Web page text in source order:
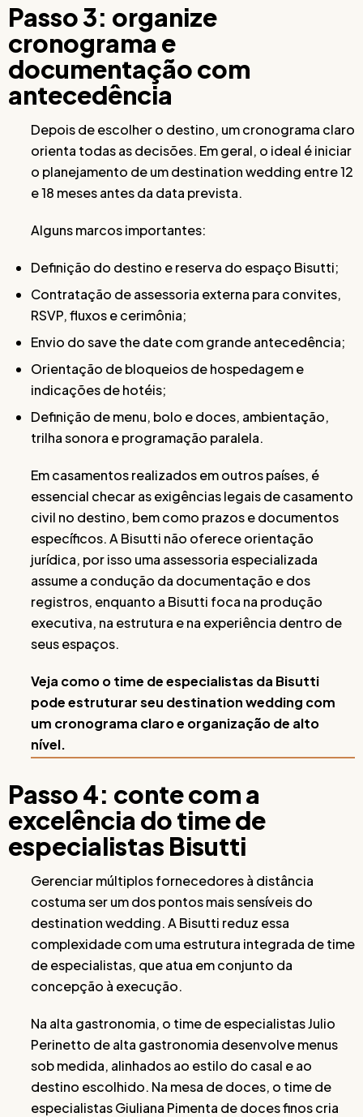
Passo 3: organize
cronograma e
documentação com
antecedência
Depois de escolher o destino, um cronograma claro
orienta todas as decisões. Em geral, o ideal é iniciar
o planejamento de um destination wedding entre 12
e 18 meses antes da data prevista.
Alguns marcos importantes:
Definição do destino e reserva do espaço Bisutti;
Contratação de assessoria externa para convites,
RSVP, fluxos e cerimônia;
Envio do save the date com grande antecedência;
Orientação de bloqueios de hospedagem e
indicações de hotéis;
Definição de menu, bolo e doces, ambientação,
trilha sonora e programação paralela.
Em casamentos realizados em outros países, é
essencial checar as exigências legais de casamento
civil no destino, bem como prazos e documentos
específicos. A Bisutti não oferece orientação
jurídica, por isso uma assessoria especializada
assume a condução da documentação e dos
registros, enquanto a Bisutti foca na produção
executiva, na estrutura e na experiência dentro de
seus espaços.
Veja como o time de especialistas da Bisutti
pode estruturar seu destination wedding com
um cronograma claro e organização de alto
nível.
Passo 4: conte com a
excelência do time de
especialistas Bisutti
Gerenciar múltiplos fornecedores à distância
costuma ser um dos pontos mais sensíveis do
destination wedding. A Bisutti reduz essa
complexidade com uma estrutura integrada de time
de especialistas, que atua em conjunto da
concepção à execução.
Na alta gastronomia, o time de especialistas Julio
Perinetto de alta gastronomia desenvolve menus
sob medida, alinhados ao estilo do casal e ao
destino escolhido. Na mesa de doces, o time de
especialistas Giuliana Pimenta de doces finos cria